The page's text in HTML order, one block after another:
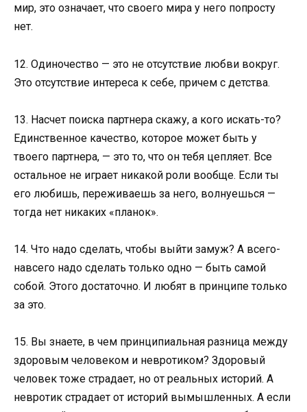
мир, это означает, что своего мира у него попросту
нет.
12. Одиночество — это не отсутствие любви вокруг.
Это отсутствие интереса к себе, причем с детства.
13. Насчет поиска партнера скажу, а кого искать-то?
Единственное качество, которое может быть у
твоего партнера, — это то, что он тебя цепляет. Все
остальное не играет никакой роли вообще. Если ты
его любишь, переживаешь за него, волнуешься —
тогда нет никаких «планок».
14. Что надо сделать, чтобы выйти замуж? А всего-
навсего надо сделать только одно — быть самой
собой. Этого достаточно. И любят в принципе только
за это.
15. Вы знаете, в чем принципиальная разница между
здоровым человеком и невротиком? Здоровый
человек тоже страдает, но от реальных историй. А
невротик страдает от историй вымышленных. А если